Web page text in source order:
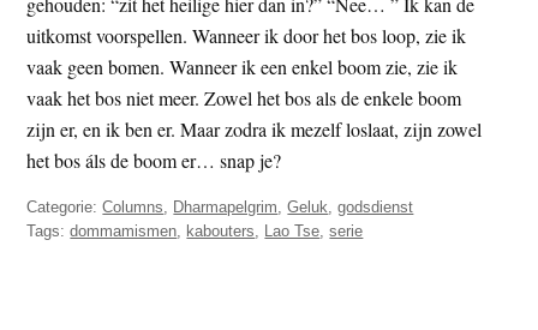
uitkomst voorspellen. Wanneer ik door het bos loop, zie ik
vaak geen bomen. Wanneer ik een enkel boom zie, zie ik
vaak het bos niet meer. Zowel het bos als de enkele boom
zijn er, en ik ben er. Maar zodra ik mezelf loslaat, zijn zowel
het bos áls de boom er… snap je?
Categorie:Columns Dharmapelgrim ,Geluk ,godsdienst
Tags:dommamismen kabouters Lao Tse ,serie